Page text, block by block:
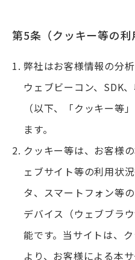
第5条（クッキー等の利
弊社はお客様情報の分
ウェブビーコン、SDK
（以下、「クッキー等
ます。
クッキー等は、お客様
ェブサイト等の利用状
タ、スマートフォン等
デバイス（ウェブブラ
能です。当サイトは、
より、お客様による本